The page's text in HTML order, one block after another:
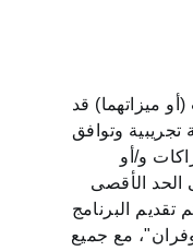
ميزاتهما) قد
تجريبية وتوافق
و/أو
الحد الأقصى
تقديم البرنامج
مع جميع